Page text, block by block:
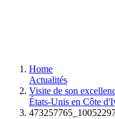
Home
Actualités
Visite de son
États-Unis en Côte